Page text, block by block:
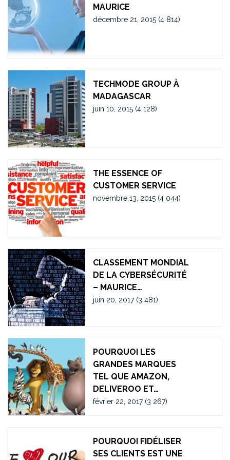
MAURICE
décembre 21, 2015 (4 814)
TECHMODE GROUP À
MADAGASCAR
juin 10, 2015 (4 128)
THE ESSENCE OF
CUSTOMER SERVICE
novembre 13, 2015 (4 044)
CLASSEMENT MONDIAL
DE LA CYBERSÉCURITÉ
– MAURICE…
juin 20, 2017 (3 481)
POURQUOI LES
GRANDES MARQUES
TEL QUE AMAZON,
DELIVEROO ET…
février 22, 2017 (3 267)
POURQUOI FIDÉLISER
SES CLIENTS EST UNE